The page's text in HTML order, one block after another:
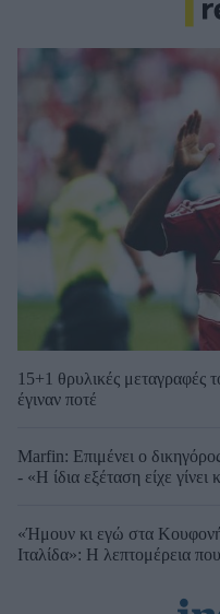
15+1 θρυλικές μεταγραφές
έγιναν ποτέ
Marfin: Επιμένει ο
- «Η ίδια εξέταση είχε γίνει
«Ήμουν κι εγώ στα
Ιταλίδα»: Η λεπτομέρεια